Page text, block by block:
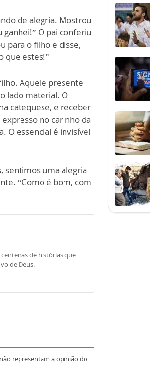
de alegria. Mostrou
ganhei!” O pai conferiu
para o filho e disse,
que estes!”
Aquele presente
lado material. O
catequese, e receber
no carinho da
O essencial é invisível
sentimos uma alegria
“Como é bom, com
de histórias que
de Deus.
representam a opinião do